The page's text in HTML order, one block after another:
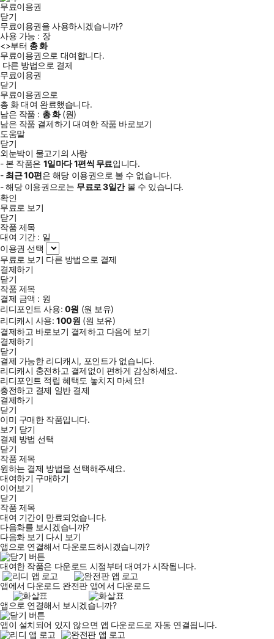
무료이용권
닫기
무료이용권을 사용하시겠습니까?
사용 가능 : 장
<>부터 총화
무료이용권으로 대여합니다.
다른 방법으로 결제
무료이용권
닫기
무료이용권으로
총 화대여 완료했습니다.
남은 작품 : 총화(원)
남은 작품 결제하기 대여한 작품 바로보기
도움말
닫기
외눈박이 물고기의 사랑
- 본 작품은 1일마다1편씩 무료입니다.
- 최근10편은 해당 이용권으로 볼 수 없습니다.
- 해당 이용권으로는 무료로3일간볼 수 있습니다.
확인
무료로 보기
닫기
작품 제목
대여 기간 : 일
이용권 선택
무료로 보기 다른 방법으로 결제
결제하기
닫기
작품 제목
결제 금액 : 원
리디포인트 사용: 0원 (원 보유)
리디캐시 사용:100원 (원 보유)
결제하고 바로보기 결제하고 다음에 보기
결제하기
닫기
결제 가능한 리디캐시, 포인트가 없습니다.
리디캐시 충전하고 결제없이 편하게 감상하세요.
리디포인트 적립 혜택도 놓치지 마세요!
충전하고 결제 일반 결제
결제하기
닫기
이미 구매한 작품입니다.
보기 닫기
결제 방법 선택
닫기
작품 제목
원하는 결제 방법을 선택해주세요.
대여하기 구매하기
이어보기
닫기
작품 제목
대여 기간이 만료되었습니다.
다음화를 보시겠습니까?
다음화 보기 다시 보기
앱으로 연결해서 다운로드하시겠습니까?
대여한 작품은 다운로드 시점부터 대여가 시작됩니다.
앱에서 다운로드 완전판 앱에서 다운로드
앱으로 연결해서 보시겠습니까?
앱이 설치되어 있지 않으면 앱 다운로드로 자동 연결됩니다.